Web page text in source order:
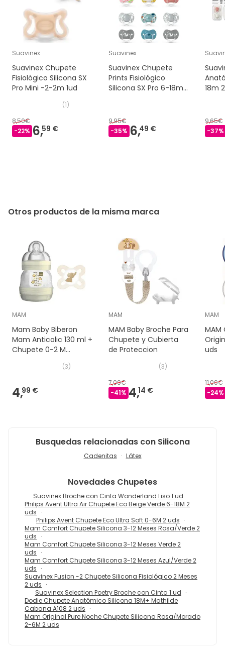
Suavinex
Suavinex Chupete
Fisiológico Silicona SX
Pro Mini -2-2m 1ud
(1)
8,50€
-22% 6,59 €
Suavinex
Suavinex Chupete
Prints Fisiológico
Silicona SX Pro 6-18m
9,95€
-35% 6,49 €
18m
9,65€
-37%
Otros productos de la misma marca
MAM
Mam Baby Biberon
Mam Anticolic 130 ml +
Chupete 0-2 M
(3)
4,99 €
MAM
MAM Baby Broche Para
Chupete y Cubierta
de Proteccion
(3)
7,00€
-41% 4,14 €
MAM
MAM
uds
11,00€
-24%
Busquedas relacionadas con Silicona
Cadenitas Látex
Novedades Chupetes
Suavinex Broche con Cinta Wonderland Liso 1 ud
Philips Avent Ultra Air Chupete Eco Beige Verde 6-18M 2
uds
Philips Avent Chupete Eco Ultra Soft 0-6M 2 uds
Mam Comfort Chupete Silicona 3-12 Meses Rosa/Verde 2
uds
Mam Comfort Chupete Silicona 3-12 Meses Verde 2
uds
Mam Comfort Chupete Silicona 3-12 Meses Azul/Verde 2
uds
Suavinex Fusion -2 Chupete Silicona Fisiológico 2 Meses
2 uds
Suavinex Selection Poetry Broche con Cinta 1 ud
Dodie Chupete Anatómico Silicona 18M+ Mathilde
Cabana A108 2 uds
Mam Original Pure Noche Chupete Silicona Rosa/Morado
2-6M 2 uds